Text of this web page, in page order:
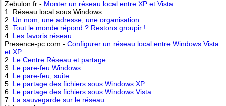
Zebulon.fr - Monter un réseau local entre XP et Vista
1. Réseau local sous Windows
2. Un nom, une adresse, une organisation
3. Tout le monde répond ? Restons groupir !
4. Les favoris réseau
Presence-pc.com - Configurer un réseau local entre Windows Vista
et XP
2. Le Centre Réseau et partage
3. Le pare-feu Windows
4. Le pare-feu, suite
5. Le partage des fichiers sous Windows XP
6. Le partage des fichiers sous Windows Vista
7. La sauvegarde sur le réseau